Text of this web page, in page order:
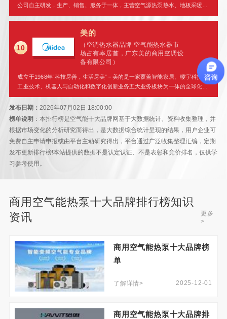
公司自主研发，生产、销售、服务于一体，主营空气源热泵热水、地板采暖、
冷暖空调、空气净化等产
10
美的
（空调热水器品牌 空气能热水器市
场占有率居首，广东美的商用空调设
备有限公司）
成立于1968年“科技尽善，生活尽美”－美的是一家覆盖智能家居、楼宇科技，
工业技术、机器人与自动化和数字化创新业务五大业务板块为一体的全球化科
技集团，过去五年研
发布日期： 2026年07月02日 18:00:00
榜单说明 ：本排行榜是空气能十大品牌网基于大数据统计、资料收集整理，并
根据市场变化的分析研究而得出，是大数据综合统计呈现的结果，用户企业可
免费自主申请申报或由平台主动研究得出，平台通过广泛收集整理汇编，定期
发布更新排行榜!本站提供的数据不是认定认证、不是表彰和竞价排名，仅供学
习参考使用。
商用空气能热泵十大品牌排行榜知识
资讯
更多
>
商用空气能热泵十大品牌榜
单
了解详情> 2025-12-01
商用空气能热泵十大品牌排